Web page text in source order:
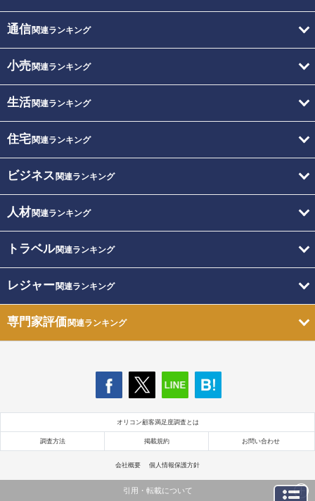
通信関連ランキング
小売関連ランキング
生活関連ランキング
住宅関連ランキング
ビジネス 関連ランキング
人材関連ランキング
トラベル関連ランキング
レジャー関連ランキング
専門家評価関連ランキング
オリコン顧客満足度調査とは
調査方法 掲載規約 お問い合わせ
会社概要 個人情報保護方針
引用・転載について